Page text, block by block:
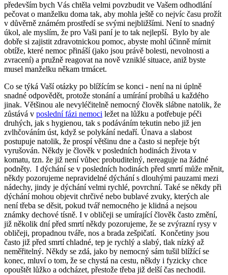
především bych Vás chtěla velmi povzbudit ve Vašem odhodlání
pečovat o manželku doma tak, aby mohla ještě co nejvíc času prožít
v důvěrně známém prostředí se svými nejbližšími. Není to snadný
úkol, ale myslím, že pro Vaši paní je to tak nejlepší. Bylo by ale
dobře si zajistit zdravotnickou pomoc, abyste mohl účinně mírnit
obtíže, které nemoc přináší (jako jsou právě bolesti, nevolnosti a
zvracení) a pružně reagovat na nově vzniklé situace, aniž byste
musel manželku někam trmácet.
Co se týká Vaší otázky po blížícím se konci - není na ni úplně
snadné odpovědět, protože stonání a umírání probíhá u každého
jinak. Většinou ale nevyléčitelně nemocný člověk slábne natolik, že
zůstává v poslední fázi nemoci ležet na lůžku a potřebuje péči
druhých, jak s hygienou, tak s podáváním tekutin nebo již jen
zvlhčováním úst, když se polykání nedaří. Únava a slabost
postupuje natolik, že prospí většinu dne a často si nepřeje být
vyrušován. Někdy je člověk v posledních hodinách života v
komatu, tzn. že již není vůbec probuditelný, nereaguje na žádné
podněty. I dýchání se v posledních hodinách před smrtí může měnit,
někdy pozorujeme nepravidelné dýchání s dlouhými pauzami mezi
nádechy, jindy je dýchání velmi rychlé, povrchní. Také se někdy při
dýchání mohou objevit chrčivé nebo bublavé zvuky, kterých ale
není třeba se děsit, pokud tvář nemocného je klidná a nejsou
známky dechové tísně. I v obličeji se umírající člověk často změní,
již několik dní před smrtí někdy pozorujeme, že se zvýrazní rysy v
obličeji, propadnou tváře, nos a brada zešpičatí. Končetiny jsou
často již před smrtí chladné, tep je rychlý a slabý, tlak nízký až
neměřitelný. Někdy se zdá, jako by nemocný sám tušil blížící se
konec, mluví o tom, že se chystá na cestu, někdy i fyzicky chce
opouštět lůžko a odcházet, přestože třeba již delší čas nechodil.